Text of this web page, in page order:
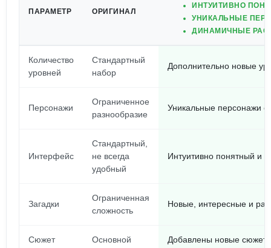
ПАРАМЕТР ОРИГИНАЛ
ИНТУИТИВНО
УНИКАЛЬНЫЕ
ДИНАМИЧНЫЕ
Количество
уровней
Стандартный
набор
Дополнительно новые
Персонажи
Ограниченное
разнообразие
Уникальные персонажи
Интерфейс
Стандартный,
не всегда
удобный
Интуитивно понятный и
Загадки
Ограниченная
сложность
Новые, интересные и
Сюжет Основной Добавлены новые